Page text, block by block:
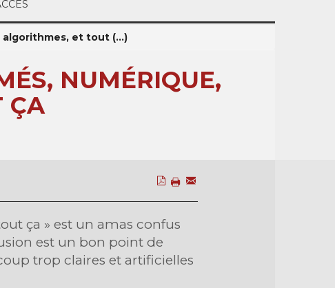
algorithmes, et tout (...)
NUMÉRIQUE,
ÇA
ça » est un amas confus
est un bon point de
trop claires et artificielles